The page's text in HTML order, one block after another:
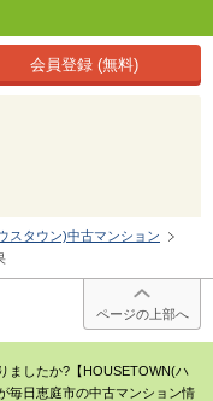
会員登録 (無料)
スタウン)中古マンション
ページの上部へ
ましたか?【HOUSETOWN(ハ
毎日恵庭市の中古マンション情